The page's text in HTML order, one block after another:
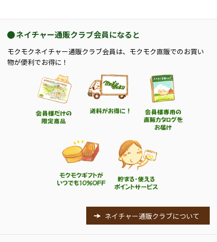
ネイチャー通販クラブ会員になると
モクモクネイチャー通販クラブ会員は、モクモク直販でのお買い
物が便利でお得に！
ネイチャー通販クラブについて